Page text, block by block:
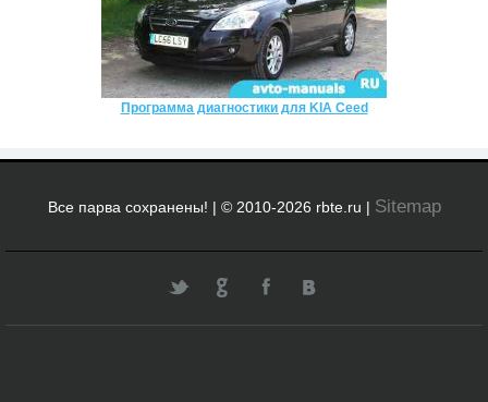
Программа диагностики для KIA Ceed
Все парва сохранены! | © 2010-2026 rbte.ru | Sitemap